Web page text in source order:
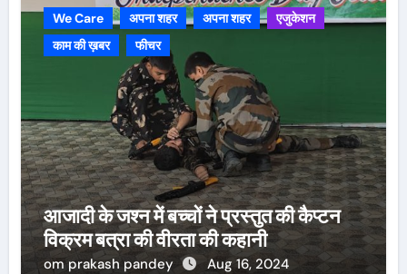
We Care अपना शहर अपना शहर
एजुकेशन
काम की ख़बर
फीचर
आजादी के जश्न में बच्चों ने प्रस्तुत की कैप्टन
विक्रम बत्रा की वीरता की कहानी
om prakash pandey Aug 16, 2024